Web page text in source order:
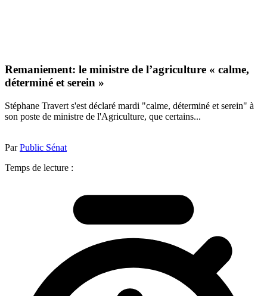
Remaniement: le ministre de l’agriculture « calme,
déterminé et serein »
Stéphane Travert s'est déclaré mardi "calme, déterminé et serein" à
son poste de ministre de l'Agriculture, que certains...
ParPublic Sénat
Temps de lecture :